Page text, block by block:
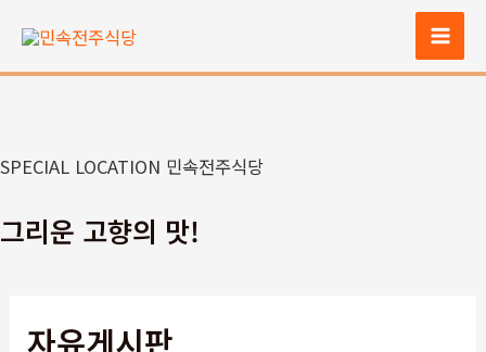
츠
너
기
Main
SPECIAL LOCATION 민속전주식당
그리운 고향의 맛!
자유게시판